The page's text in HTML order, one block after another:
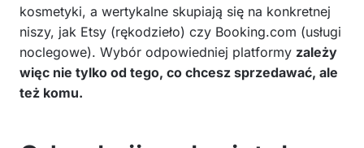
kosmetyki, a wertykalne skupiają się na konkretnej
niszy, jak Etsy (rękodzieło) czy Booking.com (usługi
noclegowe). Wybór odpowiedniej platformy zależy
więc nie tylko od tego, co chcesz sprzedawać, ale
też komu.